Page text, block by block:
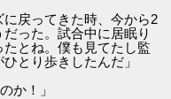
戻ってきた時、今から2
った。試合中に居眠り
とね。僕も見てたし監
とり歩きしたんだ」
か！」